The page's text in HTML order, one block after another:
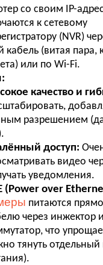
со своим IP-
к сетевому
(NVR)
кабель (витая пара,
или по Wi-Fi.
качество и
разрешением
доступ:
видео
уведомления.
(Power over
питаются
через инжектор
что
тянуть